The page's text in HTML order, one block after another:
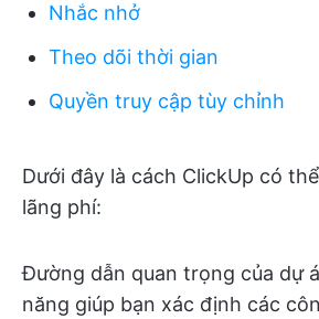
Nhắc nhở
Theo dõi thời gian
Quyền truy cập tùy chỉnh
Dưới đây là cách ClickUp có
lãng phí:
Đường dẫn quan trọng của dự
năng giúp bạn xác định các